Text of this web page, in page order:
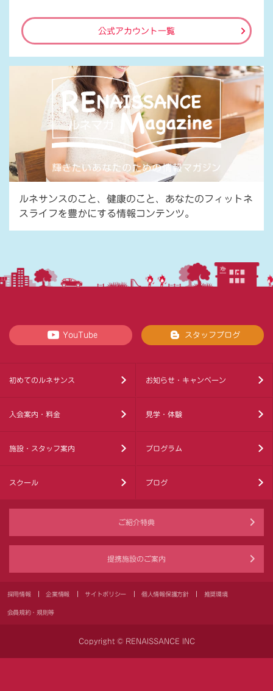
公式アカウント一覧
ルネサンスのこと、健康のこと、あなたのフィットネ
スライフを豊かにする情報コンテンツ。
YouTube スタッフブログ
初めてのルネサンス お知らせ・キャンペーン
入会案内・料金 見学・体験
施設・スタッフ案内 プログラム
スクール ブログ
ご紹介特典
提携施設のご案内
採用情報 企業情報 サイトポリシー 個人情報保護方針 推奨環境
会員規約・規則等
Copyright © RENAISSANCE INC